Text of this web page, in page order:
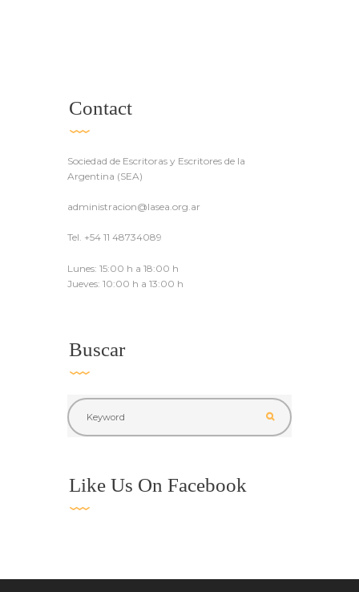
Contact
Sociedad de Escritoras y Escritores de la
Argentina (SEA)
administracion@lasea.org.ar
Tel. +54 11 48734089
Lunes: 15:00 h a 18:00 h
Jueves: 10:00 h a 13:00 h
Buscar
Like Us On Facebook